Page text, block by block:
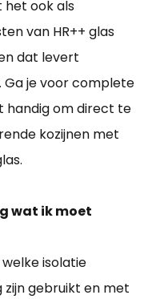
het ook als
van HR++ glas
dat levert
je voor complete
handig om direct te
kozijnen met
wat ik moet
isolatie
zijn gebruikt en met